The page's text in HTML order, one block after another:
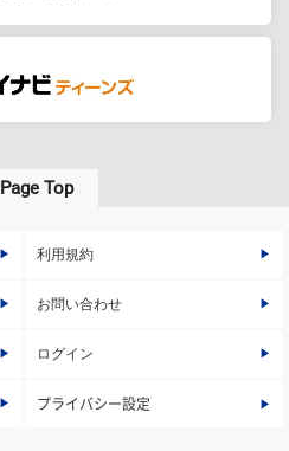
Page Top
利用規約
お問い合わせ
ログイン
プライバシー設定